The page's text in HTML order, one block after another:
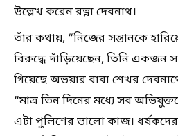
উল্লেখ করেন রত্না দেবনাথ।
তাঁর কথায়, “নিজের সন্তানকে
বিরুদ্ধে দাঁড়িয়েছেন, তিনি একজন
গিয়েছে অভয়ার বাবা শেখর
“মাত্র তিন দিনের মধ্যে সব
এটা পুলিশের ভালো কাজ। ধর্ষকদের